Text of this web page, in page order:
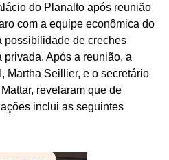
do Planalto após reunião
com a equipe econômica do
possibilidade de creches
Após a reunião, a
Martha Seillier, e o secretário
revelaram que de
inclui as seguintes